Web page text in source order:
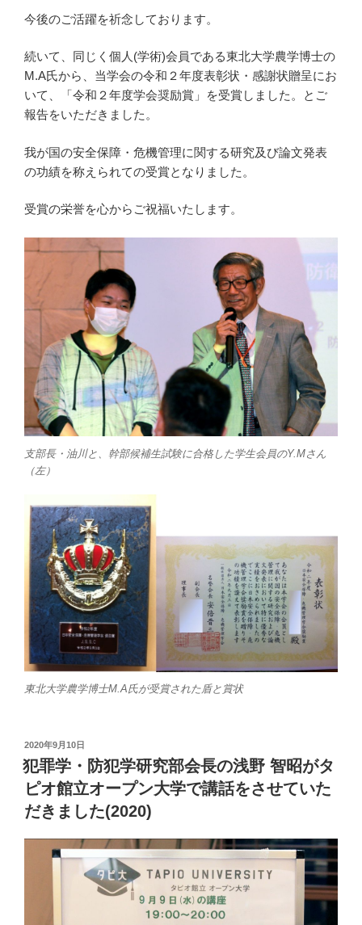
今後のご活躍を祈念しております。
続いて、同じく個人(学術)会員である東北大学農学博士の
M.A氏から、当学会の令和２年度表彰状・感謝状贈呈にお
いて、「令和２年度学会奨励賞」を受賞しました。とご
報告をいただきました。
我が国の安全保障・危機管理に関する研究及び論文発表
の功績を称えられての受賞となりました。
受賞の栄誉を心からご祝福いたします。
支部長・油川と、幹部候補生試験に合格した学生会員のY.Mさん
（左）
東北大学農学博士M.A氏が受賞された盾と賞状
投
稿
日:
2020年9月10日
犯罪学・防犯学研究部会長の浅野 智昭がタ
ピオ館立オープン大学で講話をさせていた
だきました(2020)